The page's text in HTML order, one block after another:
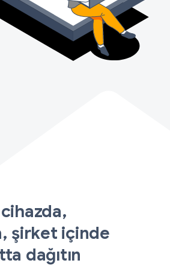
şirket içinde
dağıtın